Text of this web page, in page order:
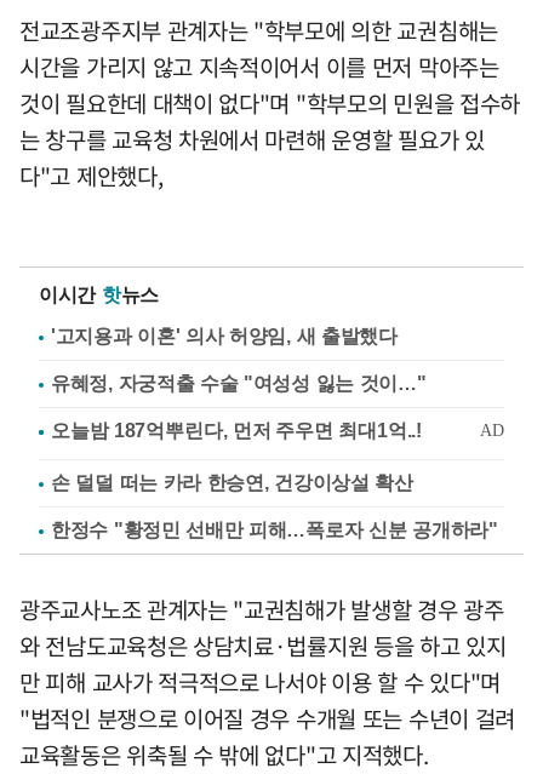
전교조광주지부 관계자는 "학부모에 의한 교권침해는
시간을 가리지 않고 지속적이어서 이를 먼저 막아주는
것이 필요한데 대책이 없다"며 "학부모의 민원을 접수하
는 창구를 교육청 차원에서 마련해 운영할 필요가 있
다"고 제안했다,
이시간 핫뉴스
'고지용과 이혼' 의사 허양임, 새 출발했다
유혜정, 자궁적출 수술 "여성성 잃는 것이…"
손 덜덜 떠는 카라 한승연, 건강이상설 확산
한정수 "황정민 선배만 피해…폭로자 신분 공개하라"
광주교사노조 관계자는 "교권침해가 발생할 경우 광주
와 전남도교육청은 상담치료·법률지원 등을 하고 있지
만 피해 교사가 적극적으로 나서야 이용 할 수 있다"며
"법적인 분쟁으로 이어질 경우 수개월 또는 수년이 걸려
교육활동은 위축될 수 밖에 없다"고 지적했다.